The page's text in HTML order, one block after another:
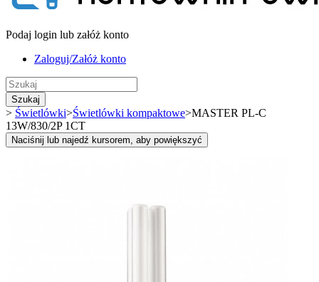
Podaj login lub załóż konto
Zaloguj/Załóż konto
Szukaj
> Świetlówki>Świetlówki kompaktowe>MASTER PL-C
13W/830/2P 1CT
Naciśnij lub najedź kursorem, aby powiększyć